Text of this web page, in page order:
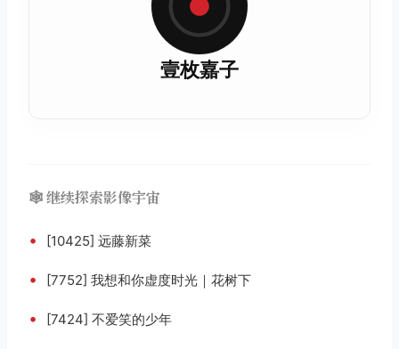
壹枚嘉子
🕸️ 继续探索影像宇宙
• [10425] 远藤新菜
• [7752] 我想和你虚度时光｜花树下
• [7424] 不爱笑的少年